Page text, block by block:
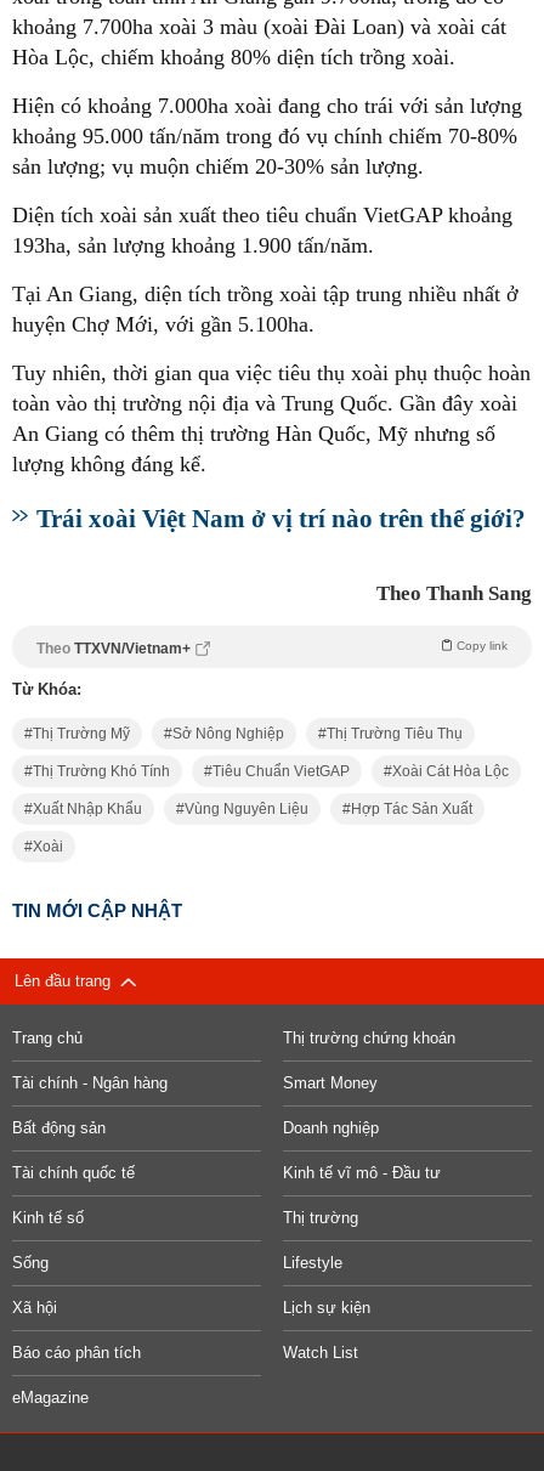
khoảng 7.700ha xoài 3 màu (xoài Đài Loan) và xoài cát
Hòa Lộc, chiếm khoảng 80% diện tích trồng xoài.
Hiện có khoảng 7.000ha xoài đang cho trái với sản lượng
khoảng 95.000 tấn/năm trong đó vụ chính chiếm 70-80%
sản lượng; vụ muộn chiếm 20-30% sản lượng.
Diện tích xoài sản xuất theo tiêu chuẩn VietGAP khoảng
193ha, sản lượng khoảng 1.900 tấn/năm.
Tại An Giang, diện tích trồng xoài tập trung nhiều nhất ở
huyện Chợ Mới, với gần 5.100ha.
Tuy nhiên, thời gian qua việc tiêu thụ xoài phụ thuộc hoàn
toàn vào thị trường nội địa và Trung Quốc. Gần đây xoài
An Giang có thêm thị trường Hàn Quốc, Mỹ nhưng số
lượng không đáng kể.
Trái xoài Việt Nam ở vị trí nào trên thế giới?
Theo Thanh Sang
Theo TTXVN/Vietnam+ Copy link
Từ Khóa:
Thị Trường Mỹ Sở Nông Nghiệp Thị Trường Tiêu Thụ
Thị Trường Khó Tính Tiêu Chuẩn VietGAP Xoài Cát Hòa Lộc
Xuất Nhập Khẩu Vùng Nguyên Liệu Hợp Tác Sản Xuất
Xoài
TIN MỚI CẬP NHẬT
Lên đầu trang
Trang chủ Thị trường chứng khoán
Tài chính - Ngân hàng Smart Money
Bất động sản Doanh nghiệp
Tài chính quốc tế Kinh tế vĩ mô - Đầu tư
Kinh tế số Thị trường
Sống Lifestyle
Xã hội Lịch sự kiện
Báo cáo phân tích Watch List
eMagazine